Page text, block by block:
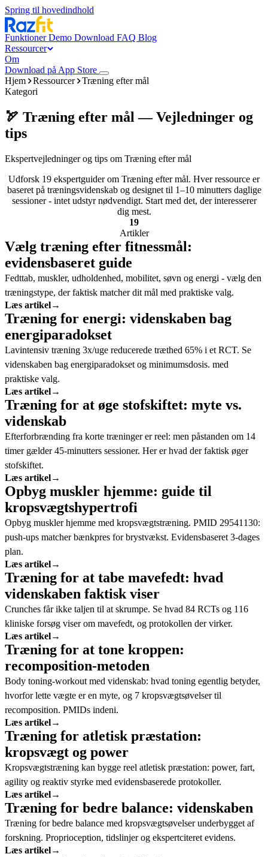
Spring til hovedindhold
FunktionerDemo Download FAQ Blog
Ressourcer
Om
Download på App Store
Hjem
Ressourcer
Træning efter mål
Kategori
🏹 Træning efter mål — Vejledninger og
tips
Ekspertvejledninger og tips om Træning efter mål
Udforsk 19 ekspertguider om Træning efter mål. Hver ressource er
baseret på træningsvidenskab og designet til 1–10 minutters daglige
sessioner - intet udstyr nødvendigt. Start med det, der interesserer
dig mest.
19
Artikler
Vælg træning efter fitnessmål:
evidensbaseret guide
Fedttab, muskler, udholdenhed, mobilitet, søvn og energi - vælg den
træningstype, der faktisk matcher dit mål med praktiske valg.
Læs artikel→
Træning for energi: videnskaben bag
energiparadokset
Lavintensiv træning 3x/uge reducerede træthed 65% i et RCT. Se
videnskaben bag energiparadokset og minimumsdosis. med
praktiske valg.
Læs artikel→
Træning for at øge stofskiftet: myte vs.
videnskab
Efterforbrænding fra korte træninger er reel: men påstanden om 14
timer gælder 45-minutters sessioner. Her er hvad der faktisk øger
stofskiftet.
Læs artikel→
Opbyg muskler hjemme: guide til
kropsvægtshypertrofi
Opbyg muskler hjemme med kropsvægtstræning. PMID 29541130:
push-ups matcher bænkpres for brystvækst. Evidensbaseret 3-dages
plan.
Læs artikel→
Træning for at tabe mavefedt: hvad
videnskaben faktisk viser
Crunches får ikke taljen til at skrumpe. Se hvad 84 RCTs og 116
kliniske forsøg viser om mavefedt, og protokollen der virker.
Læs artikel→
Træning for at tone kroppen:
recomposition-metoden
Body toning-workout med videnskab: hvad toning egentlig betyder,
hvorfor lette vægte er en myte, og 7 kropsvægtsøvelser til
recomposition. PMIDs indeni.
Læs artikel→
Træning for atletisk præstation:
kropsvægt og power
Kropsvægtstræning kan bygge reel atletisk præstation: power, fart,
agility og reaktiv styrke med evidensbaserede protokoller.
Læs artikel→
Træning for bedre balance: videnskaben
Træning for bedre balance med kropsvægtsøvelser underbygget af
forskning. Proprioception, tidslinjer og ekspertciteret evidens.
Læs artikel→